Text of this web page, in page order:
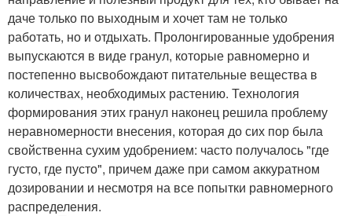
даче только по выходным и хочет там не только
работать, но и отдыхать. Пролонгированные удобрения
выпускаются в виде гранул, которые равномерно и
постепенно высвобождают питательные вещества в
количествах, необходимых растению. Технология
формирования этих гранул наконец решила проблему
неравномерности внесения, которая до сих пор была
свойственна сухим удобрением: часто получалось "где
густо, где пусто", причем даже при самом аккуратном
дозировании и несмотря на все попытки равномерного
распределения.